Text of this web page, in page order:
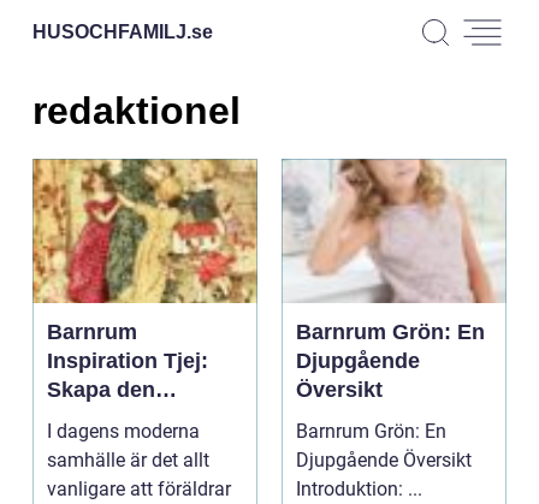
HUSOCHFAMILJ.se
redaktionel
Barnrum
Inspiration Tjej:
Skapa den
Perfekta Miljön för
Din Lilla Prinsessa
I dagens moderna
samhälle är det allt
vanligare att föräldrar
Barnrum Grön: En
Djupgående
Översikt
Barnrum Grön: En
Djupgående Översikt
Introduktion: ...